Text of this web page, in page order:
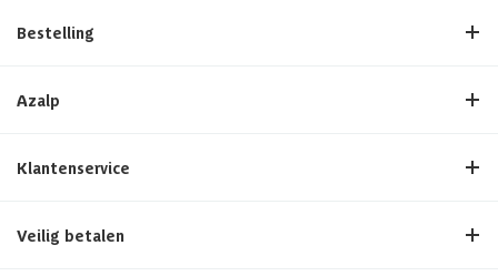
Bestelling
Azalp
Klantenservice
Veilig betalen